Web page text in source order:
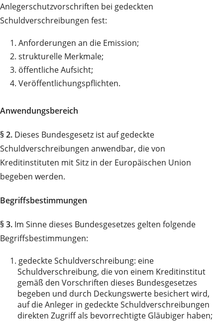
Anlegerschutzvorschriften bei gedeckten
Schuldverschreibungen fest:
1. Anforderungen an die Emission;
2. strukturelle Merkmale;
3. öffentliche Aufsicht;
4. Veröffentlichungspflichten.
Anwendungsbereich
§ 2. Dieses Bundesgesetz ist auf gedeckte
Schuldverschreibungen anwendbar, die von
Kreditinstituten mit Sitz in der Europäischen Union
begeben werden.
Begriffsbestimmungen
§ 3. Im Sinne dieses Bundesgesetzes gelten folgende
Begriffsbestimmungen:
1. gedeckte Schuldverschreibung: eine
Schuldverschreibung, die von einem Kreditinstitut
gemäß den Vorschriften dieses Bundesgesetzes
begeben und durch Deckungswerte besichert wird,
auf die Anleger in gedeckte Schuldverschreibungen
direkten Zugriff als bevorrechtigte Gläubiger haben;